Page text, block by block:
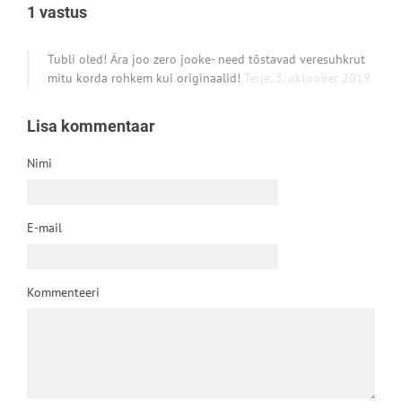
1 vastus
Tubli oled! Ära joo zero jooke- need tõstavad veresuhkrut
mitu korda rohkem kui originaalid! Terje, 3. oktoober 2019
Lisa kommentaar
Nimi
E-mail
Kommenteeri